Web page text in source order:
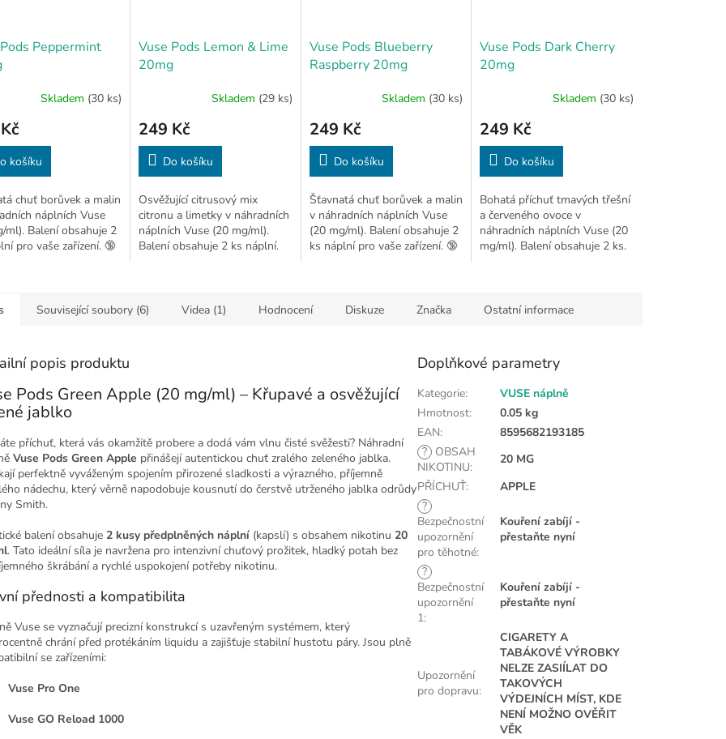
Peppermint
Skladem (30 ks)
košíku
chuť borůvek a malin
náplních Vuse
ml). Balení obsahuje 2
pro vaše zařízení. 🔞
Vuse Pods Lemon & Lime
20mg
Skladem (29 ks)
249 Kč
Do košíku
Osvěžující citrusový mix
citronu a limetky v náhradních
náplních Vuse (20 mg/ml).
Balení obsahuje 2 ks náplní.
Vuse Pods Blueberry
Raspberry 20mg
Skladem (30 ks)
249 Kč
Do košíku
Šťavnatá chuť borůvek a malin
v náhradních náplních Vuse
(20 mg/ml). Balení obsahuje 2
ks náplní pro vaše zařízení. 🔞
Vuse Pods Dark Cherry
20mg
Skladem (30 ks)
249 Kč
Do košíku
Bohatá příchuť tmavých třešní
a červeného ovoce v
náhradních náplních Vuse (20
mg/ml). Balení obsahuje 2 ks.
Související soubory (6) Videa (1) Hodnocení Diskuze Značka Ostatní informace
popis produktu
Pods Green Apple (20 mg/ml) – Křupavé a osvěžující
jablko
příchuť, která vás okamžitě probere a dodá vám vlnu čisté svěžesti? Náhradní
Vuse Pods Green Apple přinášejí autentickou chuť zralého zeleného jablka.
perfektně vyváženým spojením přirozené sladkosti a výrazného, příjemně
nádechu, který věrně napodobuje kousnutí do čerstvě utrženého jablka odrůdy
Smith.
balení obsahuje 2 kusy předplněných náplní (kapslí) s obsahem nikotinu 20
. Tato ideální síla je navržena pro intenzivní chuťový prožitek, hladký potah bez
škrábání a rychlé uspokojení potřeby nikotinu.
přednosti a kompatibilita
Vuse se vyznačují precizní konstrukcí s uzavřeným systémem, který
chrání před protékáním liquidu a zajišťuje stabilní hustotu páry. Jsou plně
se zařízeními:
Vuse Pro One
Vuse GO Reload 1000
Doplňkové parametry
Kategorie:
VUSE náplně
Hmotnost:
0.05 kg
EAN:
8595682193185
? OBSAH
NIKOTINU:
20 MG
PŘÍCHUŤ:
APPLE
?
Bezpečnostní
upozornění
pro těhotné:
Kouření zabíjí -
přestaňte nyní
?
Bezpečnostní
upozornění
1:
Kouření zabíjí -
přestaňte nyní
Upozornění
pro dopravu:
CIGARETY A
TABÁKOVÉ VÝROBKY
NELZE ZASIÍLAT DO
TAKOVÝCH
VÝDEJNÍCH MÍST, KDE
NENÍ MOŽNO OVĚŘIT
VĚK